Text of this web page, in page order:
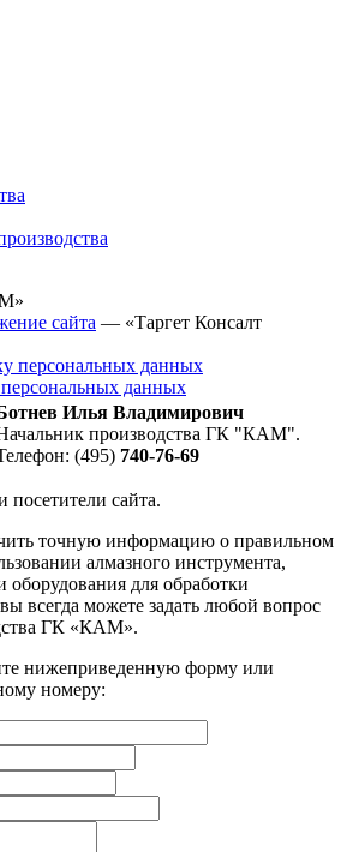
сайта — «Таргет Консалт
персональных данных
данных
Илья Владимирович
производства ГК "КАМ".
(495) 740-76-69
сайта.
точную информацию о правильном
алмазного инструмента,
оборудования для обработки
всегда можете задать любой вопрос
ГК «КАМ».
нижеприведенную форму или
номеру: